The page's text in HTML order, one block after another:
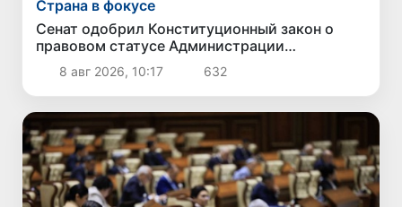
Страна в фокусе
Сенат одобрил Конституционный закон о
правовом статусе Администрации
Президента Республики Узбекистан
8 авг 2026, 10:17 632